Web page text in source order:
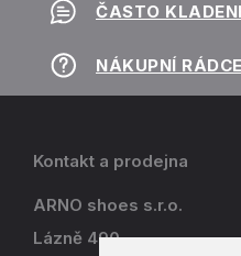
ČASTO
NÁKUPNÍ RÁDCE
Kontakt a prodejna
ARNO shoes s.r.o.
Lázně 490